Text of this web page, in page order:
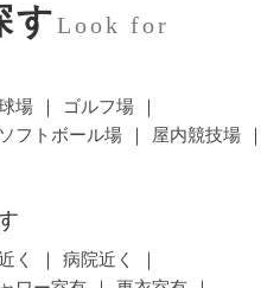
すLook for
場
ゴルフ場
ソフトボール場
屋内競技場
く
病院近く